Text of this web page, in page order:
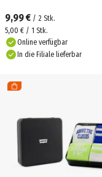
9,99 € / 2 Stk.
5,00 € / 1 Stk.
Online verfügbar
In die Filiale lieferbar